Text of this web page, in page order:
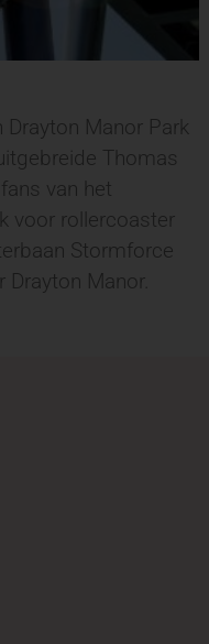
Drayton Manor Park
Thomas
van het
voor rollercoaster
Stormforce
Drayton Manor.